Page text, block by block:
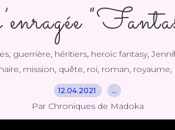
, guerrière, héritiers, heroic fantasy,
, mission, quête, roi, roman, royaume,
12.04.2021 …
Par Chroniques de Madoka